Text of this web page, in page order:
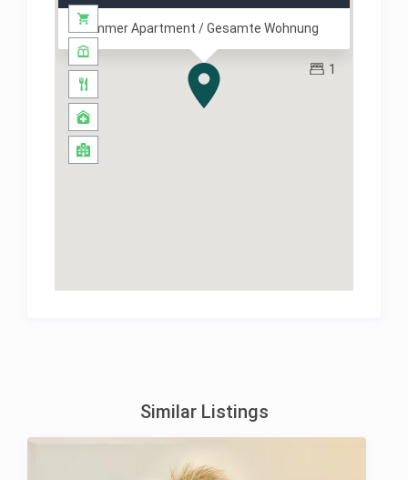
2 Zimmer Apartment / Gesamte Wohnung
1
Similar Listings